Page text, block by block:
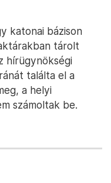
katonai bázison
tárolt
hírügynökségi
találta el a
a helyi
számoltak be.